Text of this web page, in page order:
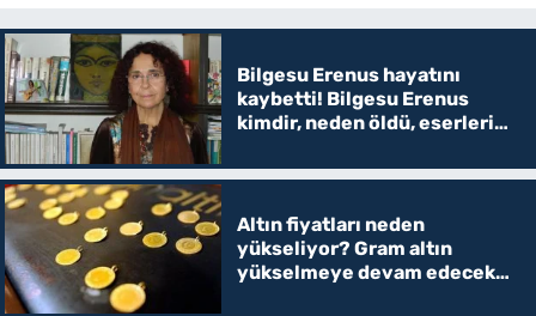
Bilgesu Erenus hayatını
kaybetti! Bilgesu Erenus
kimdir, neden öldü, eserleri
Altın fiyatları neden
yükseliyor? Gram altın
yükselmeye devam edecek